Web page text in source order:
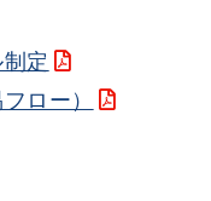
定
ロー）